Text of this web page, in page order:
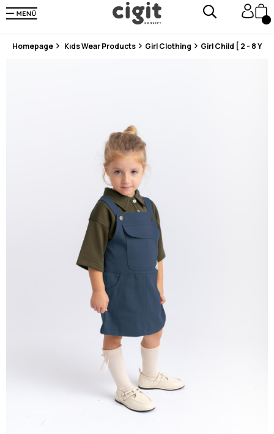
En Uygun Fiyat Garantisi !
300₺ ve Üzeri Alışverişlerde Kargo Ücretsiz !
Homepage Kıds Wear Products Girl Clothing Girl Child [ 2 - 8